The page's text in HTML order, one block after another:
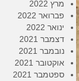
מרץ 2022
פברואר 2022
ינואר 2022
דצמבר 2021
נובמבר 2021
אוקטובר 2021
ספטמבר 2021